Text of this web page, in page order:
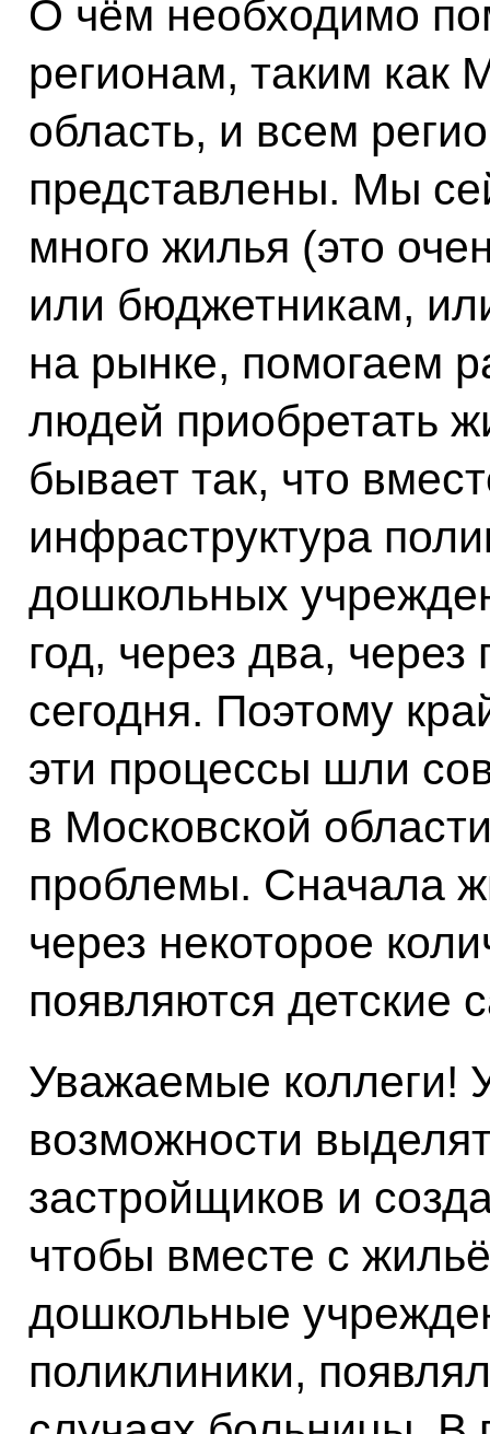
О чём необходимо
регионам, таким как
область, и всем
представлены. Мы
много жилья (это
или бюджетникам,
на рынке, помогаем
людей приобретать
бывает так, что
инфраструктура
дошкольных
год, через два, через
сегодня. Поэтому
эти процессы шли
в Московской
проблемы. Сначала
через некоторое
появляются детские
Уважаемые коллеги!
возможности
застройщиков и
чтобы вместе с
дошкольные
поликлиники,